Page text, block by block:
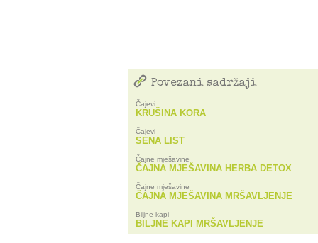
Povezani sadržaji
Čajevi
KRUŠINA KORA
Čajevi
SENA LIST
Čajne mješavine
ČAJNA MJEŠAVINA HERBA DETOX
Čajne mješavine
ČAJNA MJEŠAVINA MRŠAVLJENJE
Biljne kapi
BILJNE KAPI MRŠAVLJENJE